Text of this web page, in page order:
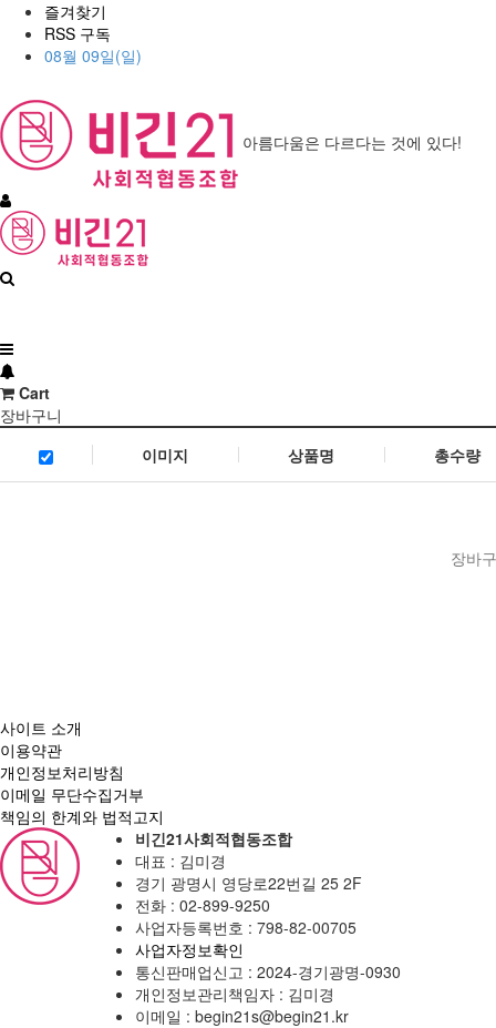
즐겨찾기
RSS 구독
08월 09일(일)
아름다움은 다르다는 것에 있다!
Cart
장바구니
이미지
상품명 총수량
장바
사이트 소개
이용약관
개인정보처리방침
이메일 무단수집거부
책임의 한계와 법적고지
비긴21사회적협동조합
대표 : 김미경
경기 광명시 영당로22번길 25 2F
전화 : 02-899-9250
사업자등록번호 : 798-82-00705
사업자정보확인
통신판매업신고 : 2024-경기광명-0930
개인정보관리책임자 : 김미경
이메일 : begin21s@begin21.kr